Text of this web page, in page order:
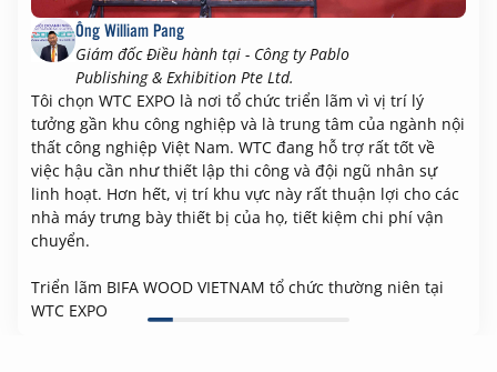
Ông William Pang
Giám đốc Điều hành tại - Công ty Pablo
Publishing & Exhibition Pte Ltd.
Tôi chọn WTC EXPO là nơi tổ chức triển lãm vì vị trí lý
tưởng gần khu công nghiệp và là trung tâm của ngành nội
thất công nghiệp Việt Nam. WTC đang hỗ trợ rất tốt về
việc hậu cần như thiết lập thi công và đội ngũ nhân sự
linh hoạt. Hơn hết, vị trí khu vực này rất thuận lợi cho các
nhà máy trưng bày thiết bị của họ, tiết kiệm chi phí vận
chuyển.
Triển lãm BIFA WOOD VIETNAM tổ chức thường niên tại
WTC EXPO